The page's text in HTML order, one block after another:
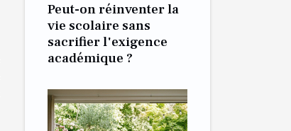
Peut-on réinventer la
vie scolaire sans
sacrifier l'exigence
académique ?